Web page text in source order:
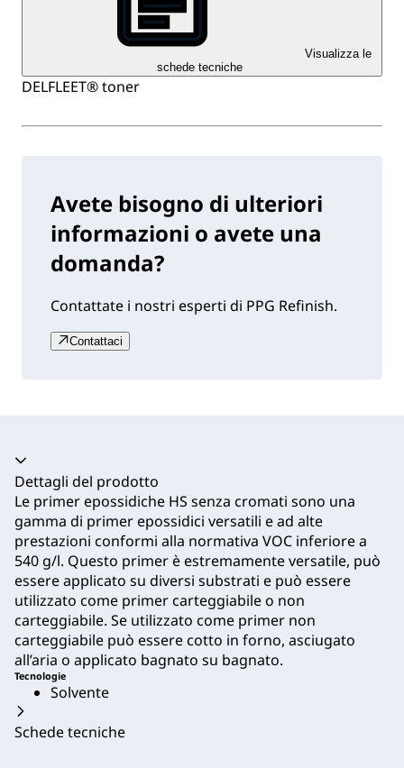
Visualizza le
schede tecniche
DELFLEET® toner
Avete bisogno di ulteriori
informazioni o avete una
domanda?
Contattate i nostri esperti di PPG Refinish.
Contattaci
Dettagli del prodotto
Le primer epossidiche HS senza cromati sono una
gamma di primer epossidici versatili e ad alte
prestazioni conformi alla normativa VOC inferiore a
540 g/l. Questo primer è estremamente versatile, può
essere applicato su diversi substrati e può essere
utilizzato come primer carteggiabile o non
carteggiabile. Se utilizzato come primer non
carteggiabile può essere cotto in forno, asciugato
all’aria o applicato bagnato su bagnato.
Tecnologie
Solvente
Schede tecniche